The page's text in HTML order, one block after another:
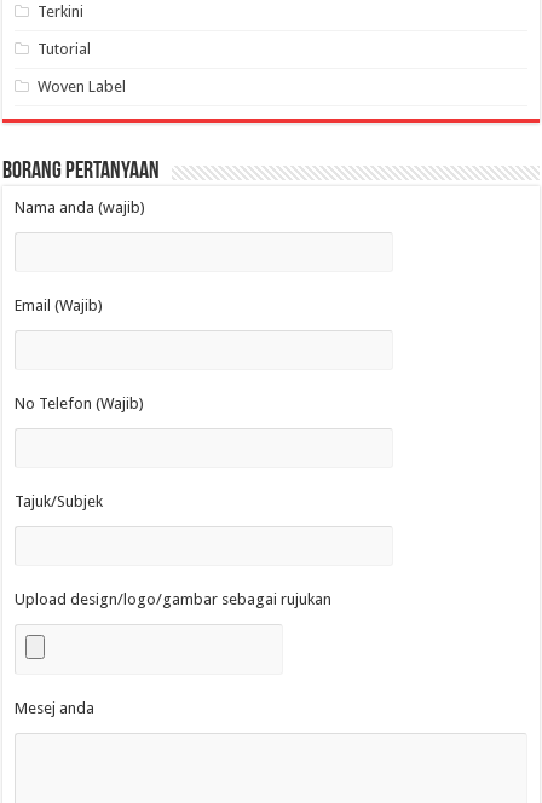
Terkini
Tutorial
Woven Label
Borang Pertanyaan
Nama anda (wajib)
Email (Wajib)
No Telefon (Wajib)
Tajuk/Subjek
Upload design/logo/gambar sebagai rujukan
Mesej anda